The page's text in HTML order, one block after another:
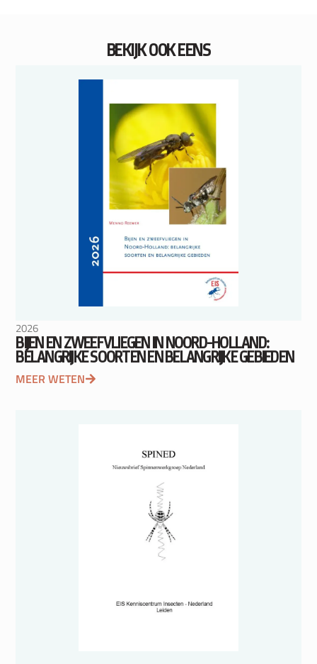
BEKIJK OOK EENS
2026
BIJEN EN ZWEEFVLIEGEN IN NOORD-HOLLAND:
BELANGRIJKE SOORTEN EN BELANGRIJKE GEBIEDEN
MEER WETEN